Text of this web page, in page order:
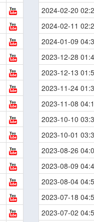
2024-02-20
2024-02-11
2024-01-09
2023-12-28
2023-12-13
2023-11-24
2023-11-08
2023-10-10
2023-10-01
2023-08-26
2023-08-09
2023-08-04
2023-07-18
2023-07-02